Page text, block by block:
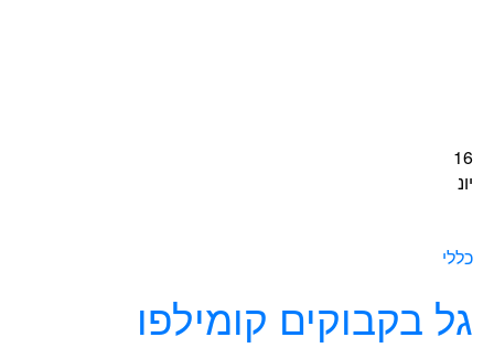
16
יונ
כללי
גל בקבוקים קומילפו